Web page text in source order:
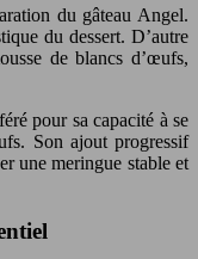
du gâteau Angel.
du dessert. D’autre
de blancs d’œufs,
pour sa capacité à se
Son ajout progressif
une meringue stable et